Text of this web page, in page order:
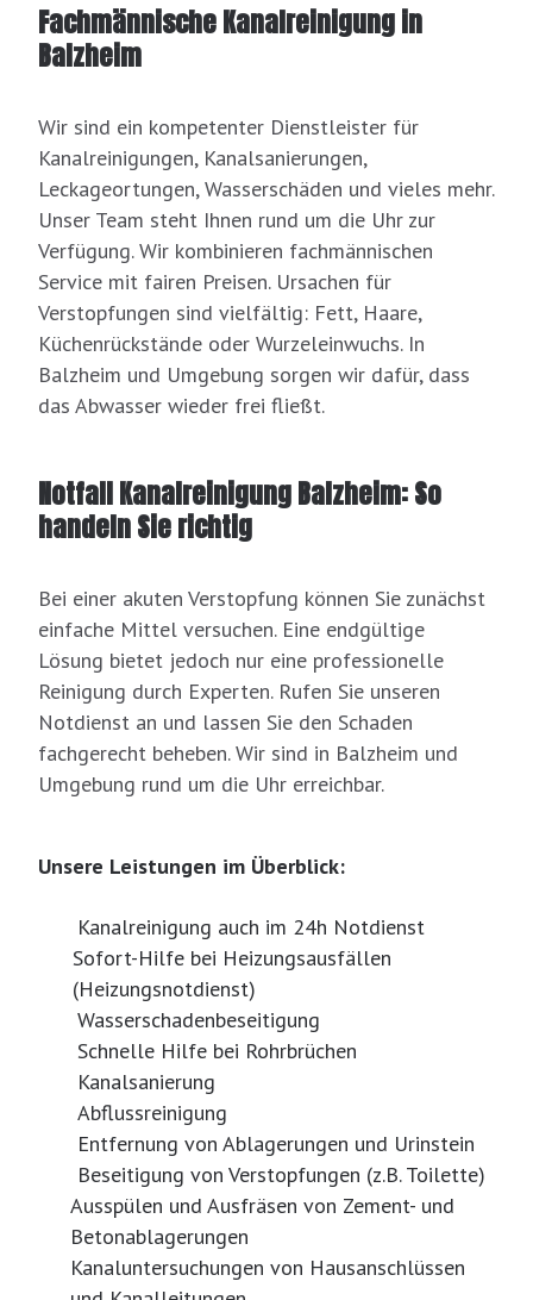
Fachmännische Kanalreinigung in
Balzheim
Wir sind ein kompetenter Dienstleister für
Kanalreinigungen, Kanalsanierungen,
Leckageortungen, Wasserschäden und vieles mehr.
Unser Team steht Ihnen rund um die Uhr zur
Verfügung. Wir kombinieren fachmännischen
Service mit fairen Preisen. Ursachen für
Verstopfungen sind vielfältig: Fett, Haare,
Küchenrückstände oder Wurzeleinwuchs. In
Balzheim und Umgebung sorgen wir dafür, dass
das Abwasser wieder frei fließt.
Notfall Kanalreinigung Balzheim: So
handeln Sie richtig
Bei einer akuten Verstopfung können Sie zunächst
einfache Mittel versuchen. Eine endgültige
Lösung bietet jedoch nur eine professionelle
Reinigung durch Experten. Rufen Sie unseren
Notdienst an und lassen Sie den Schaden
fachgerecht beheben. Wir sind in Balzheim und
Umgebung rund um die Uhr erreichbar.
Unsere Leistungen im Überblick:
Kanalreinigung auch im 24h Notdienst
Sofort-Hilfe bei Heizungsausfällen
(Heizungsnotdienst)
Wasserschadenbeseitigung
Schnelle Hilfe bei Rohrbrüchen
Kanalsanierung
Abflussreinigung
Entfernung von Ablagerungen und Urinstein
Beseitigung von Verstopfungen (z.B. Toilette)
Ausspülen und Ausfräsen von Zement- und
Betonablagerungen
Kanaluntersuchungen von Hausanschlüssen